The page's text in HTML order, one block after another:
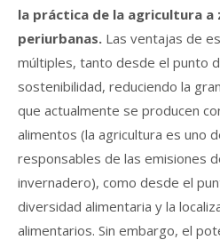
la práctica de la agricultura a
periurbanas. Las ventajas de
múltiples, tanto desde el punto
sostenibilidad, reduciendo la
que actualmente se producen
alimentos (la agricultura es uno
responsables de las emisiones
invernadero), como desde el
diversidad alimentaria y la
alimentarios. Sin embargo, el